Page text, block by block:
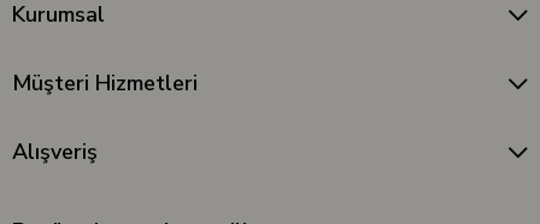
Kurumsal
Müşteri Hizmetleri
Alışveriş